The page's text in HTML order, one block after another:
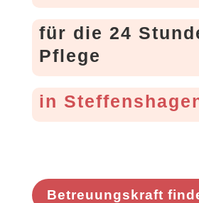
für die 24
Pflege
in
Betreuungskraft